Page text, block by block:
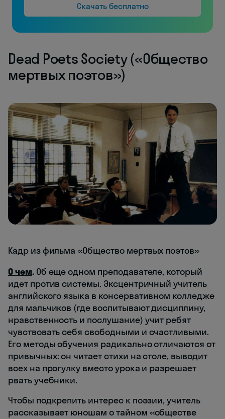
Скачать бесплатно
Dead Poets Society («Общество
мертвых поэтов»)
Кадр из фильма «Общество мертвых поэтов»
О чем.Об еще одном преподавателе, который
идет против системы. Эксцентричный учитель
английского языка в консервативном колледже
для мальчиков (где воспитывают дисциплину,
нравственность и послушание) учит ребят
чувствовать себя свободными и счастливыми.
Его методы обучения радикально отличаются от
привычных: он читает стихи на столе, выводит
всех на прогулку вместо урока и разрешает
рвать учебники.
Чтобы подкрепить интерес к поэзии, учитель
рассказывает юношам о тайном «обществе